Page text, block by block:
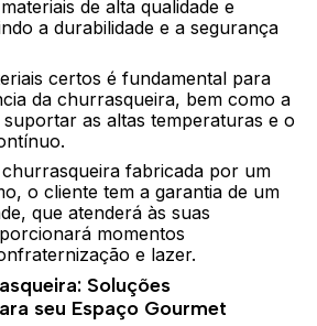
de alta qualidade e
a durabilidade e a segurança
certos é fundamental para
da churrasqueira, bem como a
suportar as altas temperaturas e o
fabricada por um
o cliente tem a garantia de um
que atenderá às suas
momentos
e lazer.
Soluções
seu Espaço Gourmet